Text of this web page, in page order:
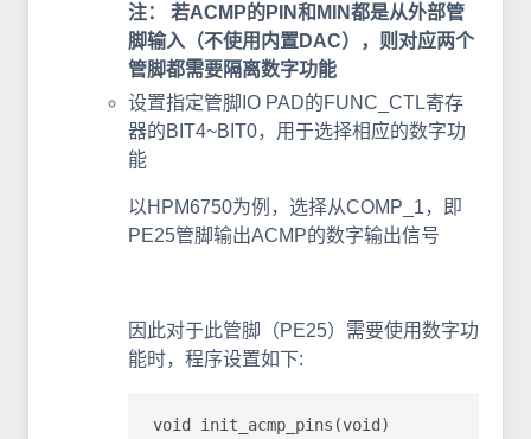
注： 若ACMP的PIN和MIN都是从外部管
脚输入（不使用内置DAC），则对应两个
管脚都需要隔离数字功能
设置指定管脚IO PAD的FUNC_CTL寄存
器的BIT4~BIT0，用于选择相应的数字功
能
以HPM6750为例，选择从COMP_1，即
PE25管脚输出ACMP的数字输出信号
因此对于此管脚（PE25）需要使用数字功
能时，程序设置如下:
void init_acmp_pins(void)